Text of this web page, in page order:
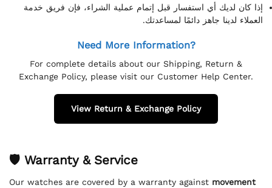
إذا كان لديك أي استفسار قبل إتمام عملية الشراء، فإن فريق خدمة
العملاء لدينا جاهز دائمًا لمساعدتك.
Need More Information?
For complete details about our Shipping, Return &
Exchange Policy, please visit our Customer Help Center.
View Return & Exchange Policy
🛡 Warranty & Service
Our watches are covered by a warranty against movement